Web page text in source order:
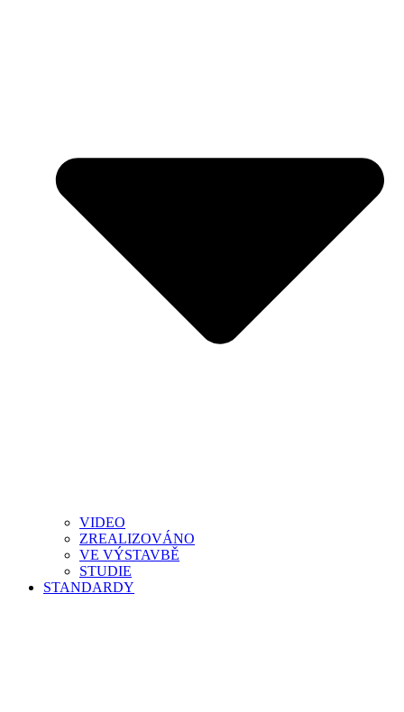
VIDEO
ZREALIZOVÁNO
VE VÝSTAVBĚ
STUDIE
STANDARDY